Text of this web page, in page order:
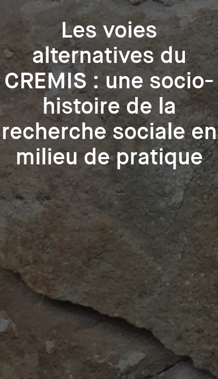
Les voies
alternatives du
CREMIS : une socio-
histoire de la
recherche sociale en
milieu de pratique